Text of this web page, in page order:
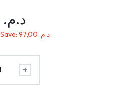
د.م.
Save: د.م.97,00